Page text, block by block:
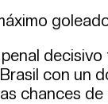
con un
chances